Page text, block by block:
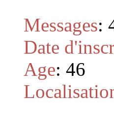
Messages:
Date
Age: 46